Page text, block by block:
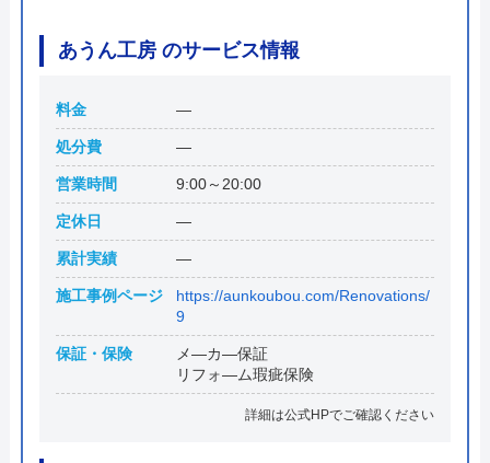
あうん工房 のサービス情報
料金 ―
処分費 ―
営業時間 9:00～20:00
定休日 ―
累計実績 ―
施工事例ページ
https://aunkoubou.com/Renovations/
9
保証・保険
メ―カ―保証
リフォ―ム瑕疵保険
詳細は公式HPでご確認ください